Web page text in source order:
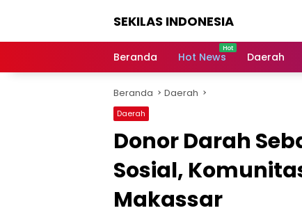
SEKILAS INDONESIA
Terkini,
Latest
World,
Headlines,
News
Beranda Hot News Daerah
Beranda Daerah
Daerah
Donor Darah
Sosial,
Makassar